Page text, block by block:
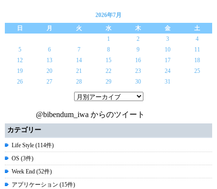
2026年7月
日
月 火 水 木 金
土
1
2 3
4
5
6 7 8 9 10
11
12
13 14 15 16 17
18
19
20 21 22 23 24
25
26
27 28 29 30 31
@bibendum_iwa からのツイート
カテゴリー
Life Style (114件)
OS (3件)
Week End (52件)
アプリケーション (15件)